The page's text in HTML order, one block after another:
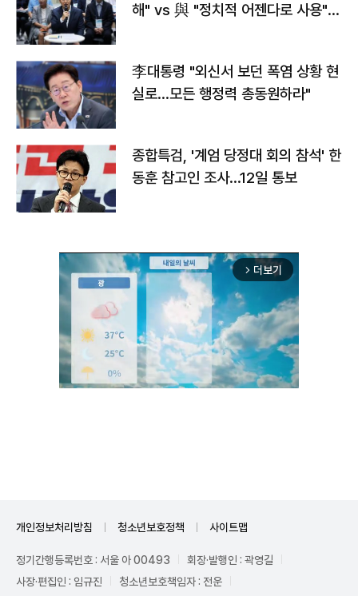
해" vs 與 "정치적 어젠다로 사용"
李대통령 "외신서 보던 폭염 상황 현
실로…모든 행정력 총동원하라"
종합특검, '계엄 당정대 회의 참석' 한
동훈 참고인 조사...12일 통보
arrow_forward_ios 더보기
개인정보처리방침 청소년보호정책 사이트맵
정기간행등록번호 : 서울 아 00493
회장·발행인 : 곽영길
사장·편집인 : 임규진
청소년보호책임자 : 전운